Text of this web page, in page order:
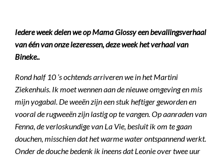
Iedere week delen we op Mama Glossy een bevallingsverhaal
van één van onze lezeressen, deze week het verhaal van
Bineke..
Rond half 10 ’s ochtends arriveren we in het Martini
Ziekenhuis. Ik moet wennen aan de nieuwe omgeving en mis
mijn yogabal. De weeën zijn een stuk heftiger geworden en
vooral de rugweeën zijn lastig op te vangen. Op aanraden van
Fenna, de verloskundige van La Vie, besluit ik om te gaan
douchen, misschien dat het warme water ontspannend werkt.
Onder de douche bedenk ik ineens dat Leonie over twee uur